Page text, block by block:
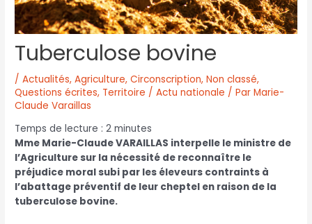
Tuberculose bovine
/Actualités,Agriculture,Circonscription,Non classé,
Questions écrites, Territoire / Actu nationale / ParMarie-
Claude Varaillas
Temps de lecture :2 minutes
Mme Marie-Claude VARAILLAS interpelle le ministre de
l’Agriculture sur la nécessité de reconnaître le
préjudice moral subi par les éleveurs contraints à
l’abattage préventif de leur cheptel en raison de la
tuberculose bovine.